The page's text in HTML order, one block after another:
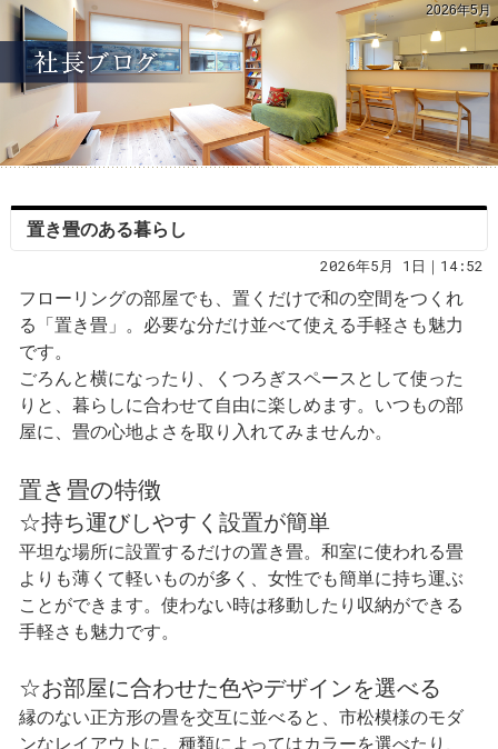
2026年5月
置き畳のある暮らし
2026年5月 1日｜14:52
フローリングの部屋でも、置くだけで和の空間をつくれ
る「置き畳」。必要な分だけ並べて使える手軽さも魅力
です。
ごろんと横になったり、くつろぎスペースとして使った
りと、暮らしに合わせて自由に楽しめます。いつもの部
屋に、畳の心地よさを取り入れてみませんか。
置き畳の特徴
☆持ち運びしやすく設置が簡単
平坦な場所に設置するだけの置き畳。和室に使われる畳
よりも薄くて軽いものが多く、女性でも簡単に持ち運ぶ
ことができます。使わない時は移動したり収納ができる
手軽さも魅力です。
☆お部屋に合わせた色やデザインを選べる
縁のない正方形の畳を交互に並べると、市松模様のモダ
ンなレイアウトに。種類によってはカラーを選べたり、